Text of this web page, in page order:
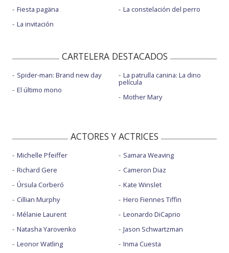
Fiesta pagäna
La invitación
La constelación del perro
CARTELERA DESTACADOS
Spider-man: Brand new day
El último mono
La patrulla canina: La dino
película
Mother Mary
ACTORES Y ACTRICES
Michelle Pfeiffer
Richard Gere
Úrsula Corberó
Cillian Murphy
Mélanie Laurent
Natasha Yarovenko
Leonor Watling
Samara Weaving
Cameron Diaz
Kate Winslet
Hero Fiennes Tiffin
Leonardo DiCaprio
Jason Schwartzman
Inma Cuesta